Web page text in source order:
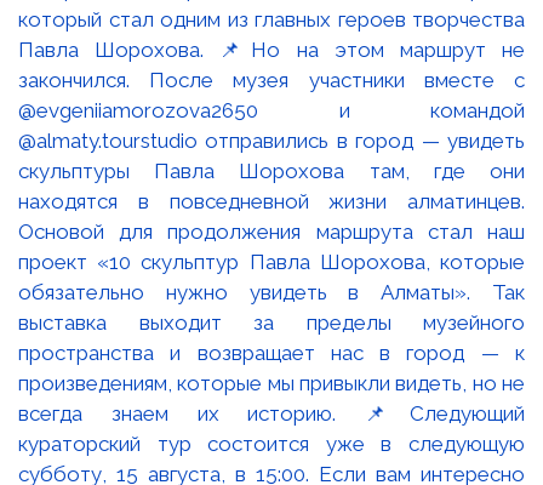
который стал одним из главных героев творчества
Павла Шорохова. 📌Но на этом маршрут не
закончился. После музея участники вместе с
@evgeniiamorozova2650 и командой
@almaty.tourstudio отправились в город — увидеть
скульптуры Павла Шорохова там, где они
находятся в повседневной жизни алматинцев.
Основой для продолжения маршрута стал наш
проект «10 скульптур Павла Шорохова, которые
обязательно нужно увидеть в Алматы». Так
выставка выходит за пределы музейного
пространства и возвращает нас в город — к
произведениям, которые мы привыкли видеть, но не
всегда знаем их историю. 📌Следующий
кураторский тур состоится уже в следующую
субботу, 15 августа, в 15:00. Если вам интересно